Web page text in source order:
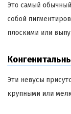
Это самый
собой
плоскими или
Эти невусы
крупными или